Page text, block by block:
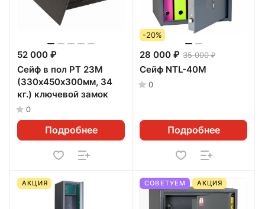
52 000 ₽
Сейф в пол РТ 23M
(330х450х300мм, 34
кг.) ключевой замок
0
Подробнее
-20%
28 000 ₽ 35 000 ₽
Сейф NTL-40M
0
Подробнее
АКЦИЯ СОВЕТУЕМ АКЦИЯ